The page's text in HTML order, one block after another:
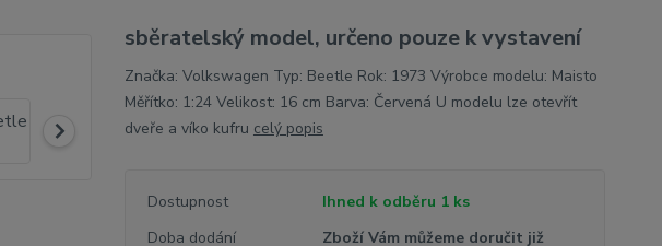
sběratelský model, určeno pouze k vystavení
Značka: Volkswagen Typ: Beetle Rok: 1973 Výrobce modelu: Maisto
Měřítko: 1:24 Velikost: 16 cm Barva: Červená U modelu lze otevřít
dveře a víko kufru celý popis
Dostupnost
Ihned k odběru 1 ks
Doba dodání
Zboží Vám můžeme doručit již